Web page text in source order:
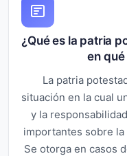
¿Qué es la patria
en
La patria
situación en la cual
y la
importantes sobre
Se otorga en casos